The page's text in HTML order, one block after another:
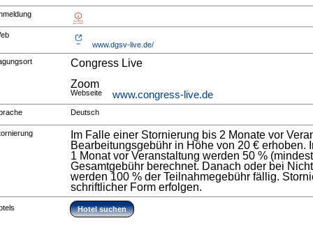
www.dgsv-live.de/
Congress Live
Zoom
Webseite www.congress-live.de
Deutsch
Im Falle einer Stornierung bis 2 Monate vor
Bearbeitungsgebühr in Höhe von 20 € erhoben.
1 Monat vor Veranstaltung werden 50 %
Gesamtgebühr berechnet. Danach oder bei
werden 100 % der Teilnahmegebühr fällig.
schriftlicher Form erfolgen.
Hotel suchen